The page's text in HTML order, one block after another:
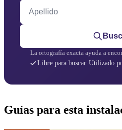
Apellido
La ortografía exacta ayuda a
Libre para buscar·Utilizado
Guías para esta